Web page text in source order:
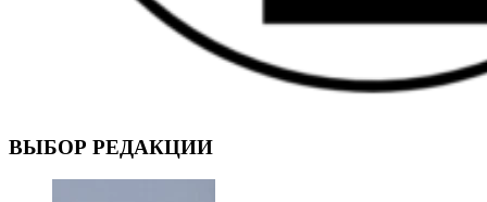
ВОЕННЫЕ СТРАНИЦЫ
СТАТЬИ ВОЕННОЙ ТЕМАТИКИ
ВЫБОР РЕДАКЦИИ